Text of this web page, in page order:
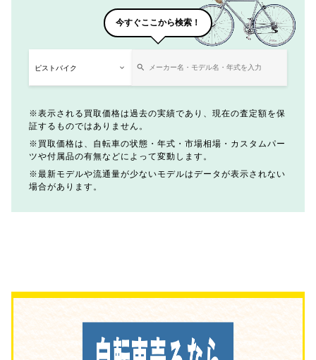
今すぐここから検索！
表示される買取価格は過去の実績であり、現在の査定額を保
証するものではありません。
買取価格は、自転車の状態・年式・市場相場・カスタムパー
ツや付属品の有無などによって変動します。
最新モデルや流通量が少ないモデルはデータが表示されない
場合があります。